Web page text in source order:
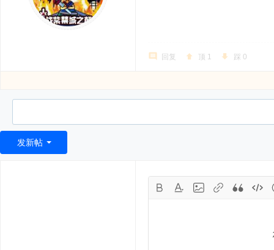
回复 顶 1 踩 0
发新帖